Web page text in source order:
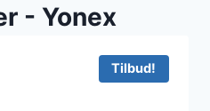
- Yonex
Tilbud!